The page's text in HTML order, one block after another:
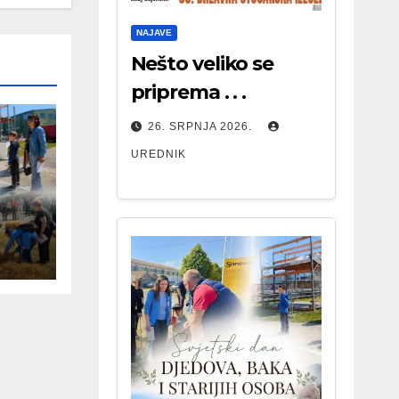
NAJAVE
Nešto veliko se
priprema . . .
26. SRPNJA 2026.
UREDNIK